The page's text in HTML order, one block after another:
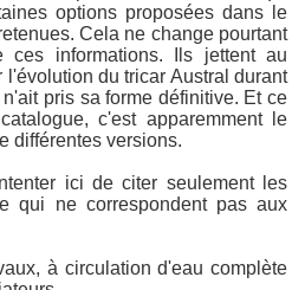
options proposées dans le
Cela ne change pourtant
ces informations. Ils jettent au
du tricar Austral durant
pris sa forme définitive. Et ce
c'est apparemment le
différentes versions.
ici de citer seulement les
qui ne correspondent pas aux
à circulation d'eau complète